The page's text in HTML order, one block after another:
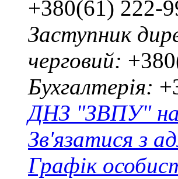
+380(61) 222-
Заступник
черговий:
Бухгалтерія:
ДНЗ "ЗВПУ" на
Зв'язатися з
Графік